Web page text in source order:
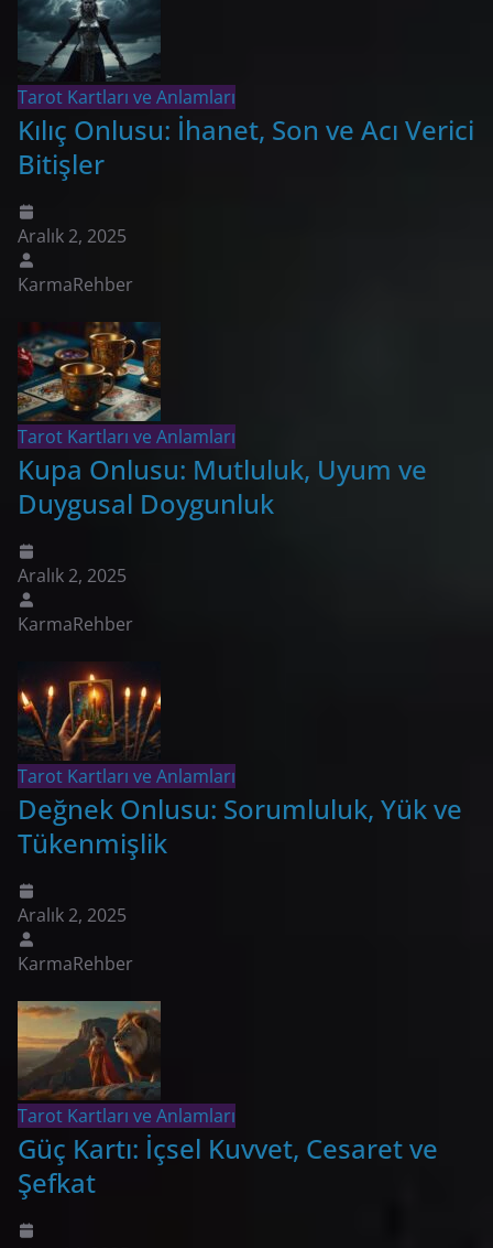
Tarot Kartları ve Anlamları
Kılıç Onlusu: İhanet, Son ve Acı Verici
Bitişler
Aralık 2, 2025
KarmaRehber
Tarot Kartları ve Anlamları
Kupa Onlusu: Mutluluk, Uyum ve
Duygusal Doygunluk
Aralık 2, 2025
KarmaRehber
Tarot Kartları ve Anlamları
Değnek Onlusu: Sorumluluk, Yük ve
Tükenmişlik
Aralık 2, 2025
KarmaRehber
Tarot Kartları ve Anlamları
Güç Kartı: İçsel Kuvvet, Cesaret ve
Şefkat